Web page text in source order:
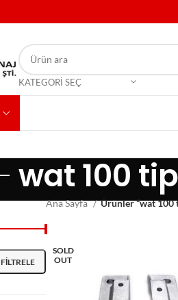
KATEGORI SEÇ
wat 100
FILTRELE
Ana Sayfa Ürünler “wat 100
SOLD
OUT